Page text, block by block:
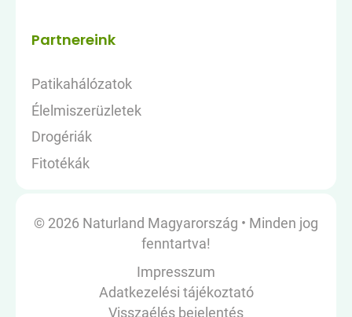
Partnereink
Patikahálózatok
Élelmiszerüzletek
Drogériák
Fitotékák
© 2026 Naturland Magyarország • Minden jog
fenntartva!
Impresszum
Adatkezelési tájékoztató
Visszaélés bejelentés